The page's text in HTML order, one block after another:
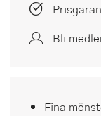
Bli
Fina